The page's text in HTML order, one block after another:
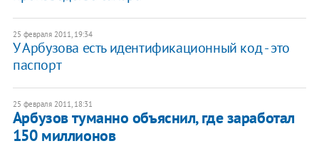
25 февраля 2011, 19:34
У Арбузова есть идентификационный код - это
паспорт
25 февраля 2011, 18:31
Арбузов туманно объяснил, где заработал
150 миллионов